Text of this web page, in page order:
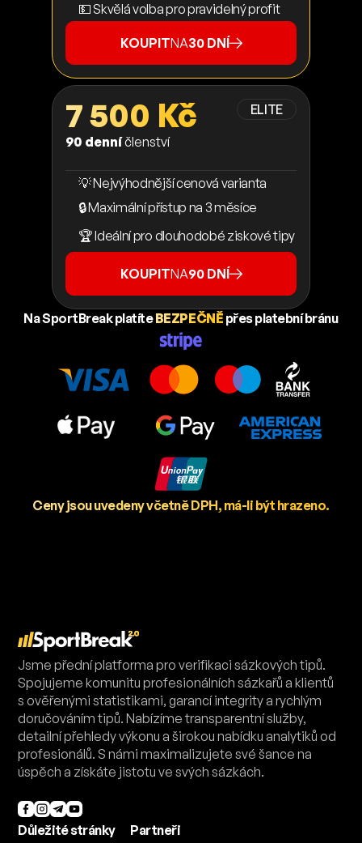
💵 Skvělá volba pro pravidelný profit
KOUPITNA30 DNÍ
ELITE
7 500 Kč
90 denníčlenství
💡 Nejvýhodnější cenová varianta
🔒 Maximální přístup na 3 měsíce
🏆 Ideální pro dlouhodobé ziskové tipy
KOUPITNA90 DNÍ
Na SportBreak platíteBEZPEČNĚ přes platební bránu
Ceny jsou uvedeny včetně DPH, má-li být hrazeno.
Jsme přední platforma pro verifikaci sázkových tipů.
Spojujeme komunitu profesionálních sázkařů a klientů
s ověřenými statistikami, garancí integrity a rychlým
doručováním tipů. Nabízíme transparentní služby,
detailní přehledy výkonu a širokou nabídku analytiků od
profesionálů. S námi maximalizujete své šance na
úspěch a získáte jistotu ve svých sázkách.
Důležité stránky
Partneři